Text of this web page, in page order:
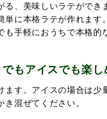
、美味しいラテができ
単に本格ラテが作れます
も手軽におうちで本格的
もアイスでも楽し
ます。アイスの場合は少
混ぜてください。